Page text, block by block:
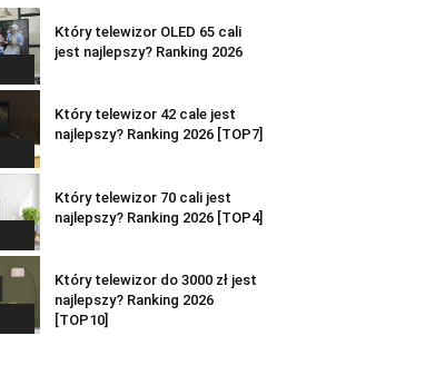
Który telewizor OLED 65 cali
jest najlepszy? Ranking 2026
Który telewizor 42 cale jest
najlepszy? Ranking 2026 [TOP7]
Który telewizor 70 cali jest
najlepszy? Ranking 2026 [TOP4]
Który telewizor do 3000 zł jest
najlepszy? Ranking 2026
[TOP10]